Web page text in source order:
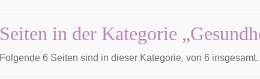
Seiten in der Kategorie
Folgende 6 Seiten sind in dieser Kategorie, von 6 insgesamt.